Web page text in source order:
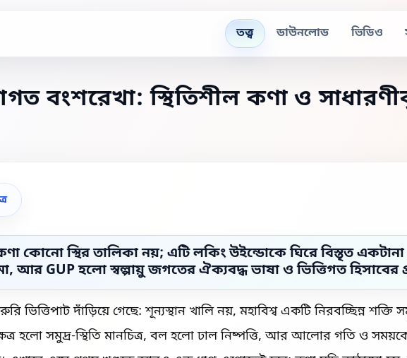
তত্ত্ব ডাউনলোড ভিডিও
বংশরেখা: স্থিতিশীল কণা ও
কোনো স্থির তালিকা নয়; এটি লকিং উইন্ডোকে ঘিরে বিস্তৃত
GUP হলো স্বল্পায়ু জগতের ঐক্যবদ্ধ ভাষা ও ভিত্তিগত হিসাবের
দাঁড়িয়ে গেছে: শূন্যস্থান খালি নয়, মহাবিশ্ব একটি নিরবচ্ছিন্ন শক্তি
হলো সমুদ্র-স্থিতি মানচিত্র, বল হলো ঢাল নিষ্পত্তি, আর আলোর গতি ও